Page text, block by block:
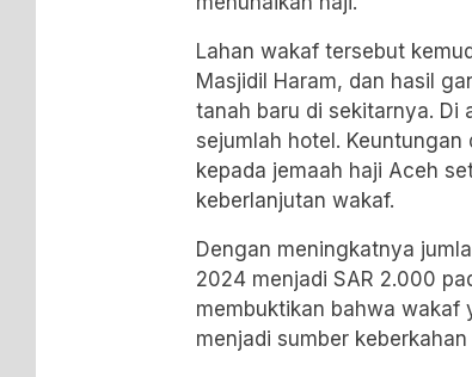
Lahan wakaf tersebut
Masjidil Haram, dan hasil
tanah baru di sekitarnya. Di
sejumlah hotel.
kepada jemaah haji Aceh
keberlanjutan wakaf.
Dengan meningkatnya
2024 menjadi SAR 2.000
membuktikan bahwa wakaf
menjadi sumber